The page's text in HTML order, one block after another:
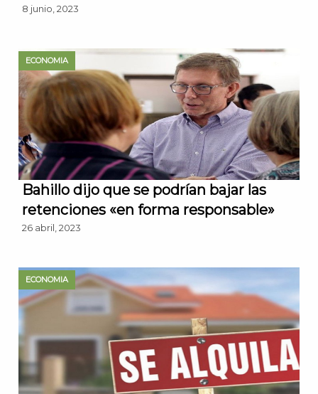
8 junio, 2023
ECONOMIA
Bahillo dijo que se podrían bajar las
retenciones «en forma responsable»
26 abril, 2023
ECONOMIA